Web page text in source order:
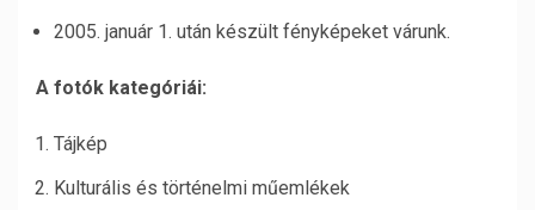
2005. január 1. után készült fényképeket várunk.
A fotók kategóriái:
Tájkép
Kulturális és történelmi műemlékek